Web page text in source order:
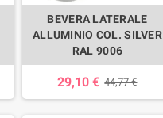
BEVERA LATERALE
ALLUMINIO COL. SILVER
RAL 9006
29,10 € 44,77 €